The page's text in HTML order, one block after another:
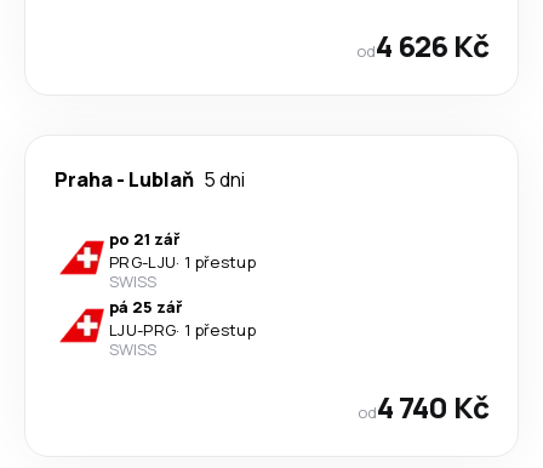
od4 626 Kč
Praha- Lublaň 5 dni
po 21 zář
PRG-LJU· 1 přestup
SWISS
pá 25 zář
LJU-PRG· 1 přestup
SWISS
od4 740 Kč